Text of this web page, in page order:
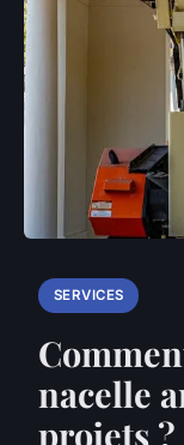
SERVICES
nacelle
projets ?